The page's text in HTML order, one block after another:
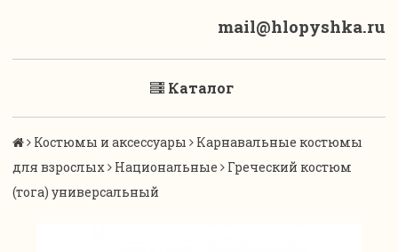
mail@hlopyshka.ru
Каталог
Костюмы и аксессуары
Карнавальные костюмы
для взрослых
Национальные
Греческий костюм
(тога) универсальный